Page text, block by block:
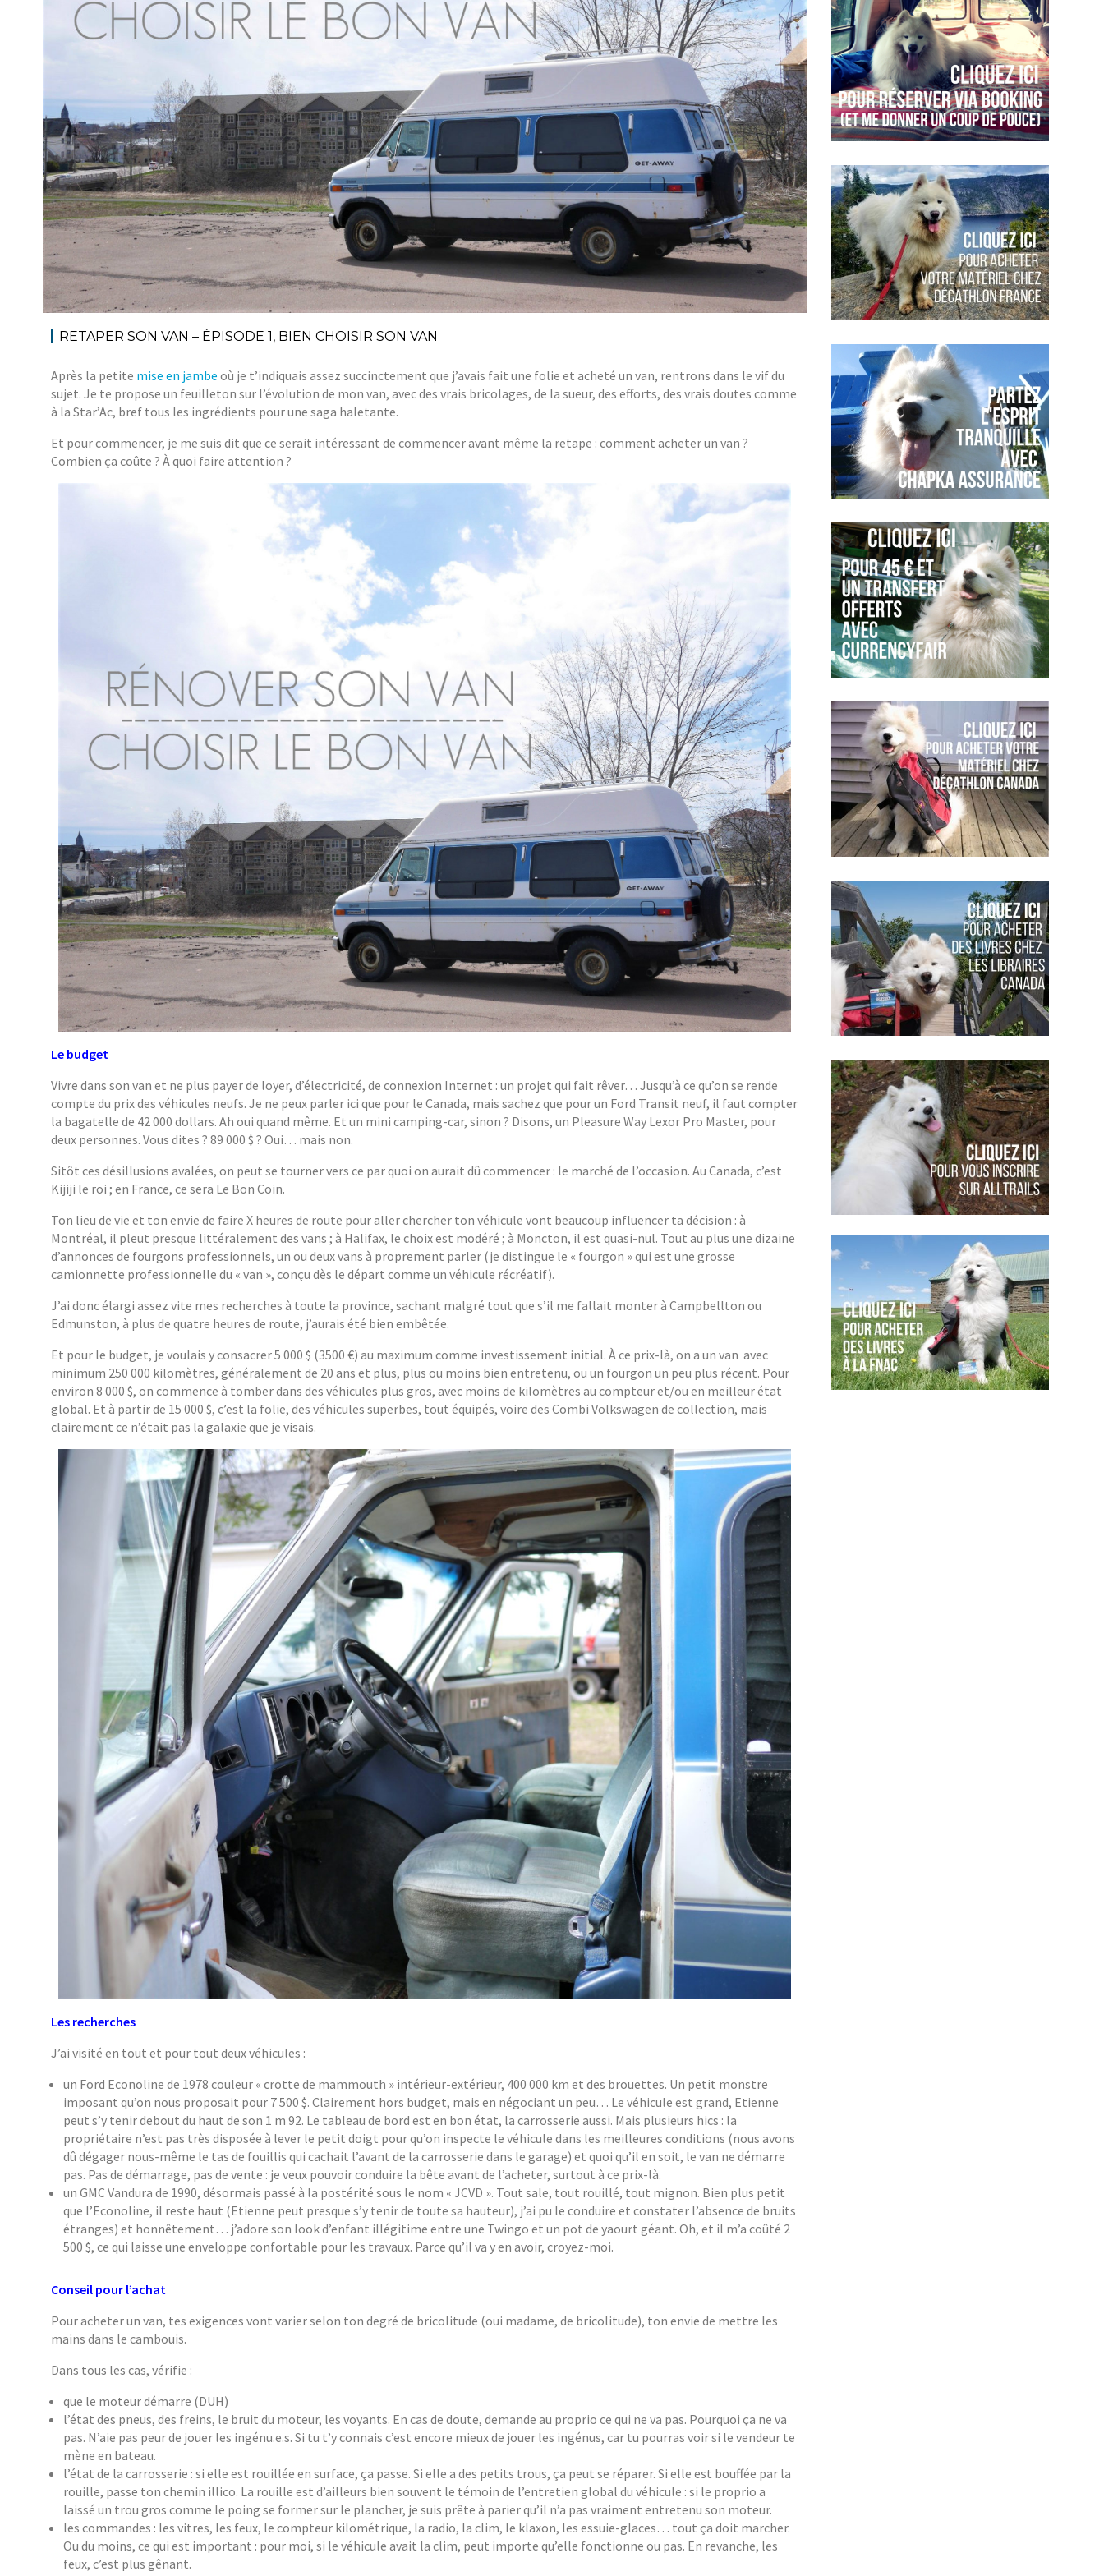
RETAPER SON VAN – ÉPISODE 1, BIEN CHOISIR SON VAN
Après la petite mise en jambe où je t’indiquais assez succinctement que j’avais fait une folie et acheté un van, rentrons dans le vif du
sujet. Je te propose un feuilleton sur l’évolution de mon van, avec des vrais bricolages, de la sueur, des efforts, des vrais doutes comme
à la Star’Ac, bref tous les ingrédients pour une saga haletante.
Et pour commencer, je me suis dit que ce serait intéressant de commencer avant même la retape : comment acheter un van ?
Combien ça coûte ? À quoi faire attention ?
Le budget
Vivre dans son van et ne plus payer de loyer, d’électricité, de connexion Internet : un projet qui fait rêver… Jusqu’à ce qu’on se rende
compte du prix des véhicules neufs. Je ne peux parler ici que pour le Canada, mais sachez que pour un Ford Transit neuf, il faut compter
la bagatelle de 42 000 dollars. Ah oui quand même. Et un mini camping-car, sinon ? Disons, un Pleasure Way Lexor Pro Master, pour
deux personnes. Vous dites ? 89 000 $ ? Oui… mais non.
Sitôt ces désillusions avalées, on peut se tourner vers ce par quoi on aurait dû commencer : le marché de l’occasion. Au Canada, c’est
Kijiji le roi ; en France, ce sera Le Bon Coin.
Ton lieu de vie et ton envie de faire X heures de route pour aller chercher ton véhicule vont beaucoup influencer ta décision : à
Montréal, il pleut presque littéralement des vans ; à Halifax, le choix est modéré ; à Moncton, il est quasi-nul. Tout au plus une dizaine
d’annonces de fourgons professionnels, un ou deux vans à proprement parler (je distingue le « fourgon » qui est une grosse
camionnette professionnelle du « van », conçu dès le départ comme un véhicule récréatif).
J’ai donc élargi assez vite mes recherches à toute la province, sachant malgré tout que s’il me fallait monter à Campbellton ou
Edmunston, à plus de quatre heures de route, j’aurais été bien embêtée.
Et pour le budget, je voulais y consacrer 5 000 $ (3500 €) au maximum comme investissement initial. À ce prix-là, on a un van avec
minimum 250 000 kilomètres, généralement de 20 ans et plus, plus ou moins bien entretenu, ou un fourgon un peu plus récent. Pour
environ 8 000 $, on commence à tomber dans des véhicules plus gros, avec moins de kilomètres au compteur et/ou en meilleur état
global. Et à partir de 15 000 $, c’est la folie, des véhicules superbes, tout équipés, voire des Combi Volkswagen de collection, mais
clairement ce n’était pas la galaxie que je visais.
Les recherches
J’ai visité en tout et pour tout deux véhicules :
un Ford Econoline de 1978 couleur « crotte de mammouth » intérieur-extérieur, 400 000 km et des brouettes. Un petit monstre
imposant qu’on nous proposait pour 7 500 $. Clairement hors budget, mais en négociant un peu… Le véhicule est grand, Etienne
peut s’y tenir debout du haut de son 1 m 92. Le tableau de bord est en bon état, la carrosserie aussi. Mais plusieurs hics : la
propriétaire n’est pas très disposée à lever le petit doigt pour qu’on inspecte le véhicule dans les meilleures conditions (nous avons
dû dégager nous-même le tas de fouillis qui cachait l’avant de la carrosserie dans le garage) et quoi qu’il en soit, le van ne démarre
pas. Pas de démarrage, pas de vente : je veux pouvoir conduire la bête avant de l’acheter, surtout à ce prix-là.
un GMC Vandura de 1990, désormais passé à la postérité sous le nom « JCVD ». Tout sale, tout rouillé, tout mignon. Bien plus petit
que l’Econoline, il reste haut (Etienne peut presque s’y tenir de toute sa hauteur), j’ai pu le conduire et constater l’absence de bruits
étranges) et honnêtement… j’adore son look d’enfant illégitime entre une Twingo et un pot de yaourt géant. Oh, et il m’a coûté 2
500 $, ce qui laisse une enveloppe confortable pour les travaux. Parce qu’il va y en avoir, croyez-moi.
Conseil pour l’achat
Pour acheter un van, tes exigences vont varier selon ton degré de bricolitude (oui madame, de bricolitude), ton envie de mettre les
mains dans le cambouis.
Dans tous les cas, vérifie :
que le moteur démarre (DUH)
l’état des pneus, des freins, le bruit du moteur, les voyants. En cas de doute, demande au proprio ce qui ne va pas. Pourquoi ça ne va
pas. N’aie pas peur de jouer les ingénu.e.s. Si tu t’y connais c’est encore mieux de jouer les ingénus, car tu pourras voir si le vendeur te
mène en bateau.
l’état de la carrosserie : si elle est rouillée en surface, ça passe. Si elle a des petits trous, ça peut se réparer. Si elle est bouffée par la
rouille, passe ton chemin illico. La rouille est d’ailleurs bien souvent le témoin de l’entretien global du véhicule : si le proprio a
laissé un trou gros comme le poing se former sur le plancher, je suis prête à parier qu’il n’a pas vraiment entretenu son moteur.
les commandes : les vitres, les feux, le compteur kilométrique, la radio, la clim, le klaxon, les essuie-glaces… tout ça doit marcher.
Ou du moins, ce qui est important : pour moi, si le véhicule avait la clim, peut importe qu’elle fonctionne ou pas. En revanche, les
feux, c’est plus gênant.